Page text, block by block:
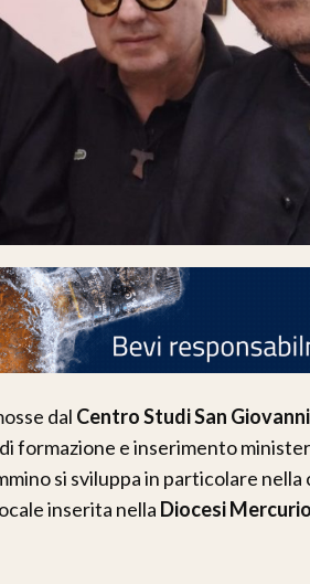
dal Centro Studi San Giovanni
formazione e inserimento
si sviluppa in particolare nella
inserita nella Diocesi